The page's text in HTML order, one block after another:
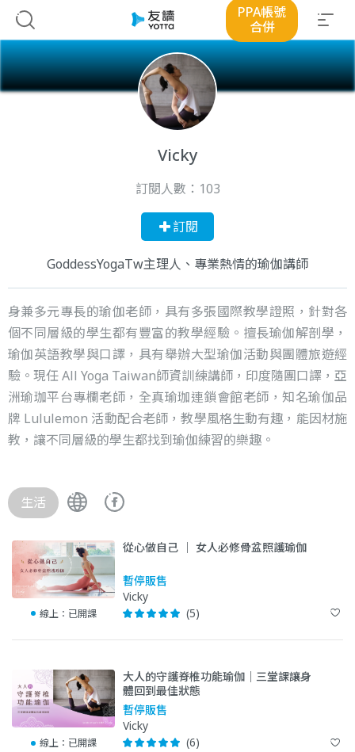
PPA帳號
合併
Vicky
訂閱人數： 103
訂閱
GoddessYogaTw主理人、專業熱情的瑜伽講師
身兼多元專長的瑜伽老師，具有多張國際教學證照，針對各
個不同層級的學生都有豐富的教學經驗。擅長瑜伽解剖學，
瑜伽英語教學與口譯，具有舉辦大型瑜伽活動與團體旅遊經
驗。現任 All Yoga Taiwan師資訓練講師，印度隨團口譯，亞
洲瑜珈平台專欄老師，全真瑜珈連鎖會館老師，知名瑜伽品
牌 Lululemon 活動配合老師，教學風格生動有趣，能因材施
教，讓不同層級的學生都找到瑜伽練習的樂趣。
生活
線上： 已開課
從心做自己 ｜ 女人必修骨盆照護瑜伽
暫停販售
Vicky
(5)
線上： 已開課
大人的守護脊椎功能瑜伽｜三堂課讓身
體回到最佳狀態
暫停販售
Vicky
(6)